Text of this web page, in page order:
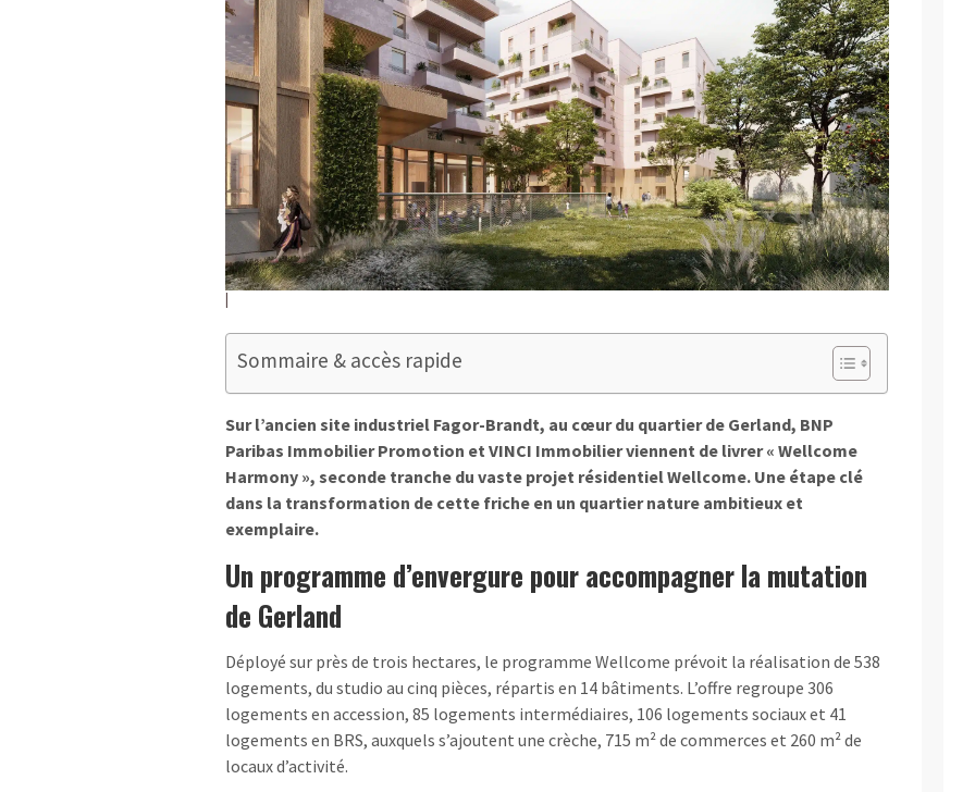
Sommaire & accès rapide
Sur l’ancien site industriel Fagor-Brandt, au cœur du quartier de Gerland, BNP
Paribas Immobilier Promotion et VINCI Immobilier viennent de livrer « Wellcome
Harmony », seconde tranche du vaste projet résidentiel Wellcome. Une étape clé
dans la transformation de cette friche en un quartier nature ambitieux et
exemplaire.
Un programme d’envergure pour accompagner la mutation
de Gerland
Déployé sur près de trois hectares, le programme Wellcome prévoit la réalisation de 538
logements, du studio au cinq pièces, répartis en 14 bâtiments. L’offre regroupe 306
logements en accession, 85 logements intermédiaires, 106 logements sociaux et 41
logements en BRS, auxquels s’ajoutent une crèche, 715 m² de commerces et 260 m² de
locaux d’activité.